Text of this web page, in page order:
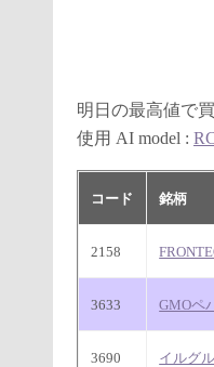
明日の最高値で
使用 AI model :
コード 銘柄
2158
3633 GMOペ
3690 イルグ